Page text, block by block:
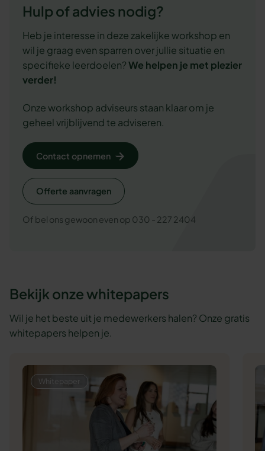
Hulp of advies nodig?
Heb je interesse in deze zakelijke workshop en
wil je graag even sparren over jullie situatie en
specifieke leerdoelen?We helpen je met plezier
verder!
Onze workshop adviseurs staan klaar om je
geheel vrijblijvend te adviseren.
Contact opnemen
Offerte aanvragen
Of bel ons gewoon even op 030 - 227 2404
Bekijk onze whitepapers
Wil je het beste uit je medewerkers halen? Onze gratis
whitepapers helpen je.
Whitepaper